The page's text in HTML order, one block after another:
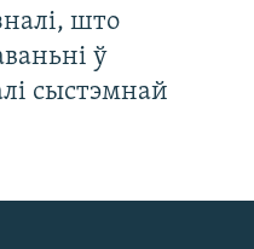
што
ў
сыстэмнай